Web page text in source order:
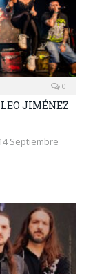
0
JIMÉNEZ
Septiembre